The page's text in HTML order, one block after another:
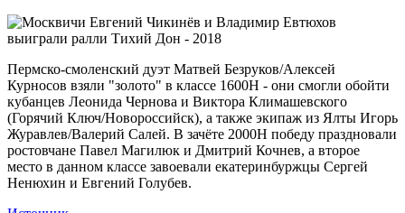
Пермско-смоленский дуэт Матвей Безруков/Алексей
Курносов взяли "золото" в классе 1600Н - они смогли обойти
кубанцев Леонида Чернова и Виктора Климашевского
(Горячий Ключ/Новороссийск), а также экипаж из Ялты Игорь
Журавлев/Валерий Салей. В зачёте 2000Н победу праздновали
ростовчане Павел Магилюк и Дмитрий Кочнев, а второе
место в данном классе завоевали екатеринбуржцы Сергей
Ненюхин и Евгений Голубев.